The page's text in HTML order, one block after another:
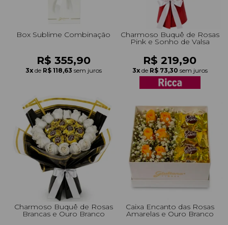
Box Sublime Combinação
R$ 355,90
3x de R$ 118,63 sem juros
Charmoso Buquê de Rosas
Pink e Sonho de Valsa
R$ 219,90
3x de R$ 73,30 sem juros
Charmoso Buquê de Rosas
Brancas e Ouro Branco
Caixa Encanto das Rosas
Amarelas e Ouro Branco